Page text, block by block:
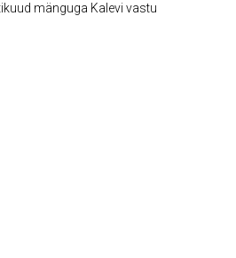
mänguga Kalevi vastu